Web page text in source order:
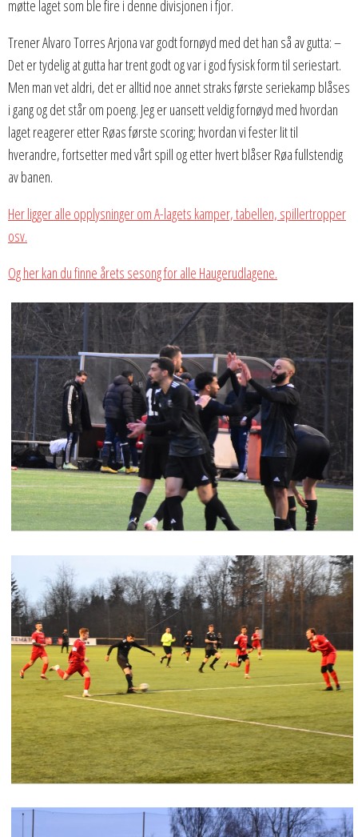
møtte laget som ble fire i denne divisjonen i fjor.
Trener Alvaro Torres Arjona var godt fornøyd med det han så av gutta: –
Det er tydelig at gutta har trent godt og var i god fysisk form til seriestart.
Men man vet aldri, det er alltid noe annet straks første seriekamp blåses
i gang og det står om poeng. Jeg er uansett veldig fornøyd med hvordan
laget reagerer etter Røas første scoring; hvordan vi fester lit til
hverandre, fortsetter med vårt spill og etter hvert blåser Røa fullstendig
av banen.
Her ligger alle opplysninger om A-lagets kamper, tabellen, spillertropper
osv.
Og her kan du finne årets sesong for alle Haugerudlagene.